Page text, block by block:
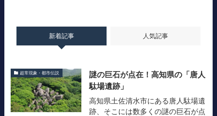
新着記事 人気記事
超常現象・都市伝説
謎の巨石が点在！高知県の「唐人
駄場遺跡」
高知県土佐清水市にある唐人駄場遺
跡、そこには数多くの謎の巨石が点